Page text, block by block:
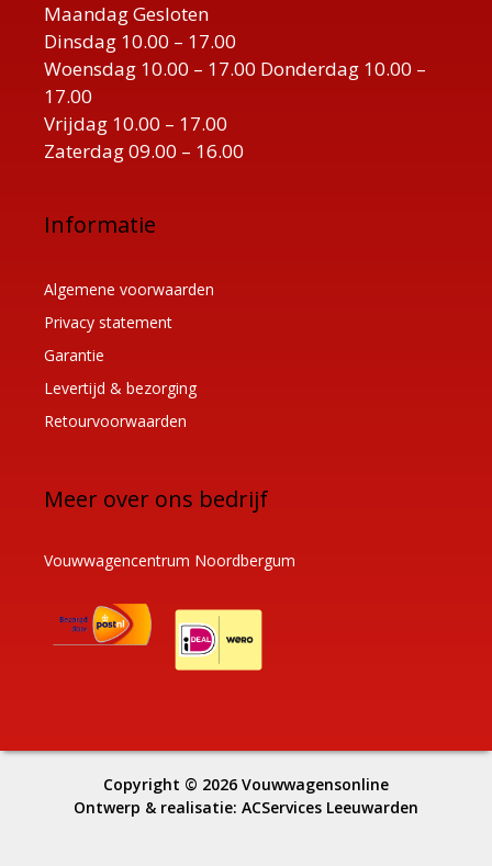
Maandag Gesloten
Dinsdag 10.00 – 17.00
Woensdag 10.00 – 17.00 Donderdag 10.00 –
17.00
Vrijdag 10.00 – 17.00
Zaterdag 09.00 – 16.00
Informatie
Algemene voorwaarden
Privacy statement
Garantie
Levertijd & bezorging
Retourvoorwaarden
Meer over ons bedrijf
Vouwwagencentrum Noordbergum
Copyright © 2026 Vouwwagensonline
Ontwerp & realisatie: ACServices Leeuwarden